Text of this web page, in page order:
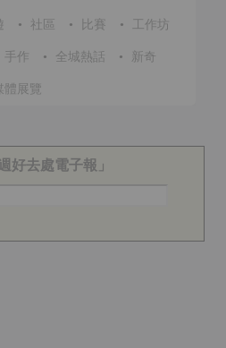
• 社區 • 比賽 • 工作坊
手作 • 全城熱話 • 新奇
體展覽
好去處電子報」